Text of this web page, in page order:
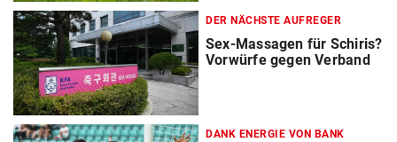
DER NÄCHSTE AUFREGER
Sex-Massagen für Schiris?
Vorwürfe gegen Verband
DANK ENERGIE VON BANK